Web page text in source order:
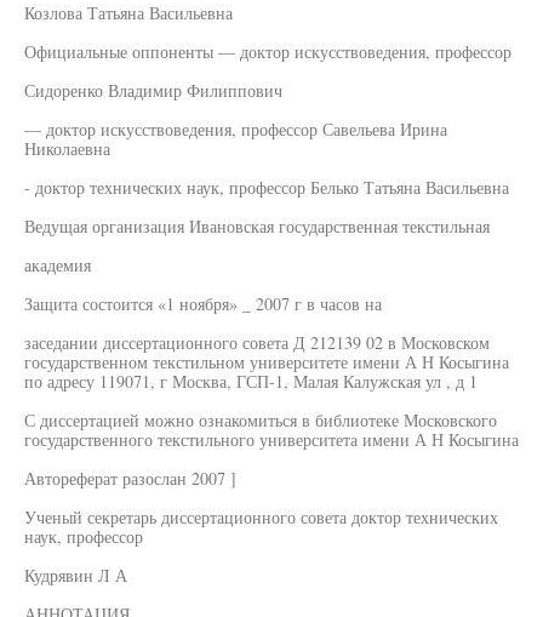
Козлова Татьяна Васильевна
Официальные оппоненты — доктор искусствоведения, профессор
Сидоренко Владимир Филиппович
— доктор искусствоведения, профессор Савельева Ирина
Николаевна
- доктор технических наук, профессор Белько Татьяна Васильевна
Ведущая организация Ивановская государственная текстильная
академия
Защита состоится «1 ноября» _ 2007 г в часов на
заседании диссертационного совета Д 212139 02 в Московском
государственном текстильном университете имени А Н Косыгина
по адресу 119071, г Москва, ГСП-1, Малая Калужская ул , д 1
С диссертацией можно ознакомиться в библиотеке Московского
государственного текстильного университета имени А Н Косыгина
Автореферат разослан 2007 ]
Ученый секретарь диссертационного совета доктор технических
наук, профессор
Кудрявин Л А